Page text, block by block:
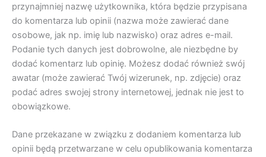
przynajmniej nazwę użytkownika, która będzie przypisana
do komentarza lub opinii (nazwa może zawierać dane
osobowe, jak np. imię lub nazwisko) oraz adres e-mail.
Podanie tych danych jest dobrowolne, ale niezbędne by
dodać komentarz lub opinię. Możesz dodać również swój
awatar (może zawierać Twój wizerunek, np. zdjęcie) oraz
podać adres swojej strony internetowej, jednak nie jest to
obowiązkowe.
Dane przekazane w związku z dodaniem komentarza lub
opinii będą przetwarzane w celu opublikowania komentarza